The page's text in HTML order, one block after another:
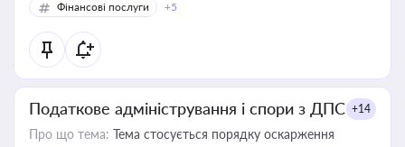
Фінансові послуги
+5
Податкове адміністрування і спори з ДПС +14
Про що тема: Тема стосується порядку оскарження